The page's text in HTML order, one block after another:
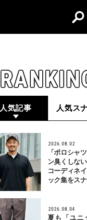
人気記事 人気ス
2026.08.02
「ポロシャ
ン臭くしな
コーディネ
ック集をス
2026.08.04
夏も「ユニ